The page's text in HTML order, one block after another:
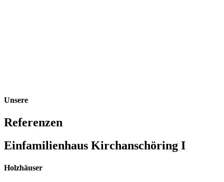
Unsere
Referenzen
Einfamilienhaus Kirchanschöring I
Holzhäuser